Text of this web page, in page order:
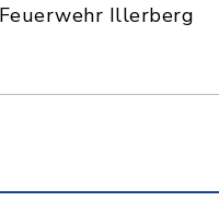
Illerberg